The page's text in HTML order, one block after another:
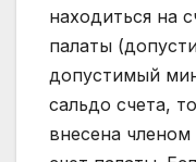
находиться на
палаты
допустимый
сальдо счета,
внесена